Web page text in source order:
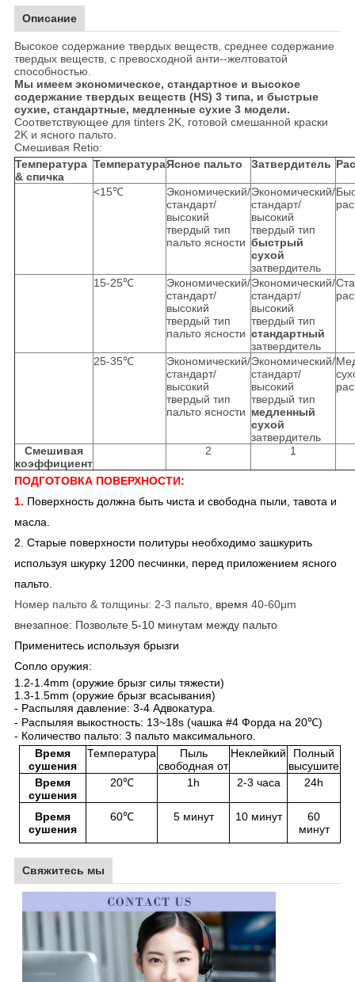
Описание
Высокое содержание твердых веществ, среднее содержание
твердых веществ, с превосходной анти--желтоватой
способностью.
Мы имеем экономическое, стандартное и высокое
содержание твердых веществ (HS) 3 типа, и быстрые
сухие, стандартные, медленные сухие 3 модели.
Соответствующее для tinters 2K, готовой смешанной краски
2K и ясного пальто.
Смешивая Retio:
Температура
& спичка
ТемператураЯсное пальто Затвердитель
<15℃
Экономический/
стандарт/
высокий
твердый тип
пальто ясности
Экономический/
стандарт/
высокий
твердый тип
быстрый
сухой
затвердитель
15-25℃
Экономический/
стандарт/
высокий
твердый тип
пальто ясности
Экономический/
стандарт/
высокий
твердый тип
стандартный
затвердитель
25-35℃
Экономический/
стандарт/
высокий
твердый тип
пальто ясности
Экономический/
стандарт/
высокий
твердый тип
медленный
сухой
затвердитель
Смешивая
коэффициент
2 1
ПОДГОТОВКА ПОВЕРХНОСТИ:
1. Поверхность должна быть чиста и свободна пыли, тавота и
масла.
2. Старые поверхности политуры необходимо зашкурить
используя шкурку 1200 песчинки, перед приложением ясного
пальто.
Номер пальто & толщины: 2-3 пальто, время 40-60μm
внезапное: Позвольте 5-10 минутам между пальто
Применитесь используя брызги
Сопло оружия:
1.2-1.4mm (оружие брызг силы тяжести)
1.3-1.5mm (оружие брызг всасывания)
- Распыляя давление: 3-4 Адвокатура.
- Распыляя выкостность: 13~18s (чашка #4 Форда на 20℃)
- Количество пальто: 3 пальто максимального.
Время
сушения
Температура
Пыль
свободная от
Неклейкий
Полный
высушите
Время
сушения
20℃ 1h 2-3 часа 24h
Время
сушения
60℃ 5 минут 10 минут
60
минут
Свяжитесь мы